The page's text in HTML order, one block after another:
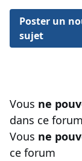
Poster un
sujet
Vous ne
dans ce forum
Vous ne
ce forum